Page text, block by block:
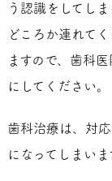
う認識をしてし
どころか連れて
ますので、歯科
にしてください。
歯科治療は、対
になってしまいま